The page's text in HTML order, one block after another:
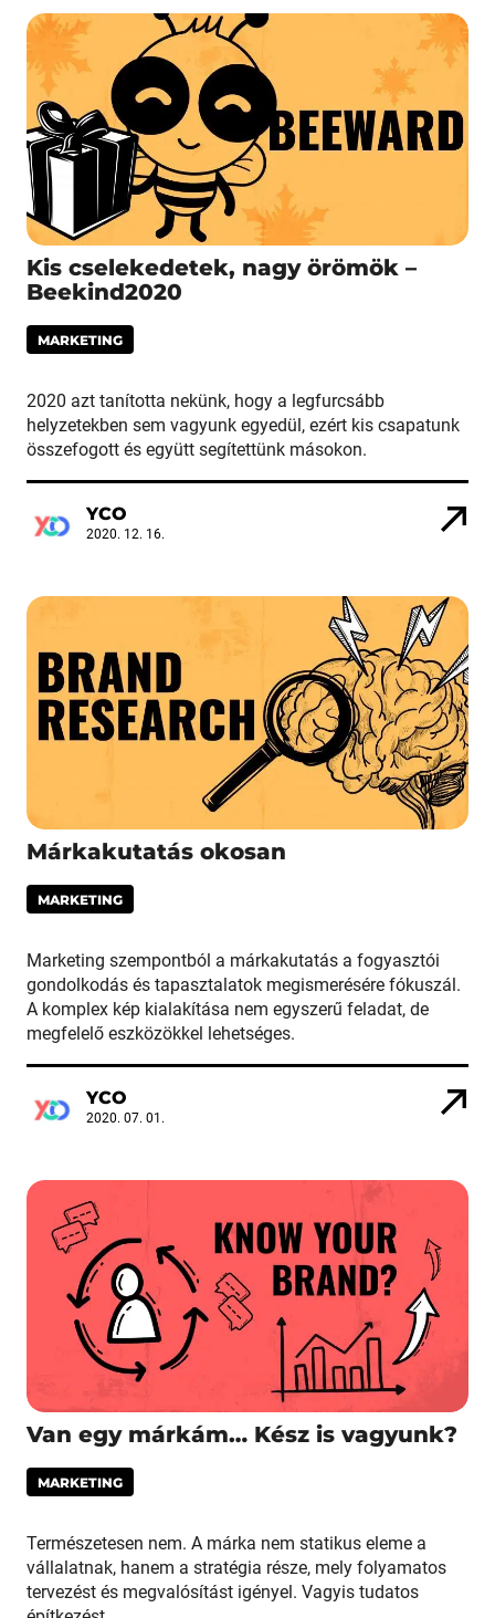
Kis cselekedetek, nagy örömök –
Beekind2020
MARKETING
2020 azt tanította nekünk, hogy a legfurcsább
helyzetekben sem vagyunk egyedül, ezért kis csapatunk
összefogott és együtt segítettünk másokon.
YCO
2020. 12. 16.
Márkakutatás okosan
MARKETING
Marketing szempontból a márkakutatás a fogyasztói
gondolkodás és tapasztalatok megismerésére fókuszál.
A komplex kép kialakítása nem egyszerű feladat, de
megfelelő eszközökkel lehetséges.
YCO
2020. 07. 01.
Van egy márkám… Kész is vagyunk?
MARKETING
Természetesen nem. A márka nem statikus eleme a
vállalatnak, hanem a stratégia része, mely folyamatos
tervezést és megvalósítást igényel. Vagyis tudatos